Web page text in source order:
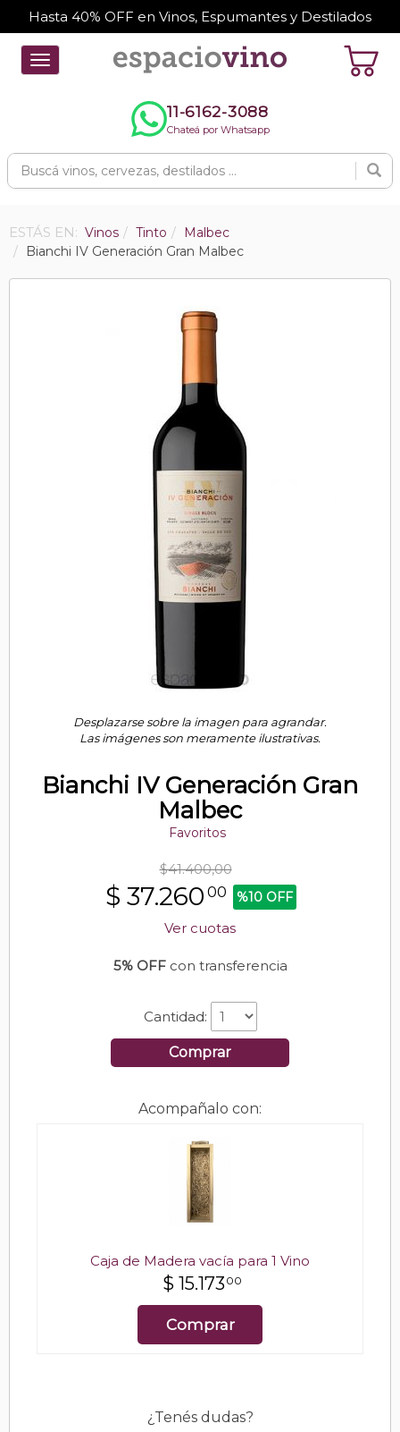
Hasta 40% OFF en Vinos, Espumantes y Destilados
Toggle
navigation
11-6162-3088
Chateá por Whatsapp
ESTÁS EN: Vinos Tinto
Malbec
Bianchi IV Generación Gran Malbec
Desplazarse sobre la imagen para agrandar.
Las imágenes son meramente ilustrativas.
Bianchi IV Generación Gran
Malbec
Favoritos
$41.400,00
$ 37.260 00 %10 OFF
Ver cuotas
5% OFFcon transferencia
Cantidad:
Comprar
Acompañalo con:
Caja de Madera vacía para 1 Vino
$ 15.173 00
Comprar
¿Tenés dudas?